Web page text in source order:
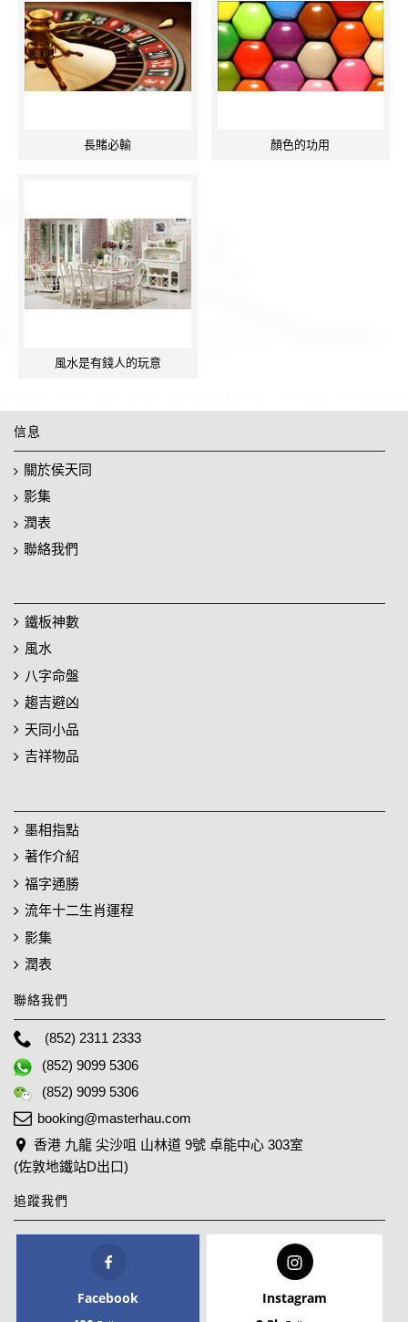
長賭必輸 顏色的功用
風水是有錢人的玩意
信息
關於侯天同
影集
潤表
聯絡我們
鐵板神數
風水
八字命盤
趨吉避凶
天同小品
吉祥物品
墨相指點
著作介紹
福字通勝
流年十二生肖運程
影集
潤表
聯絡我們
(852) 2311 2333
(852) 9099 5306
(852) 9099 5306
booking@masterhau.com
香港 九龍 尖沙咀 山林道 9號 卓能中心 303室
(佐敦地鐵站D出口)
追蹤我們
Facebook
Instagram